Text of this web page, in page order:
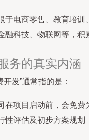
于电商零售、教育培训
融科技、物联网等，积
务的真实内涵
发”通常指的是：
在项目启动前，会免费
性评估及初步方案规划